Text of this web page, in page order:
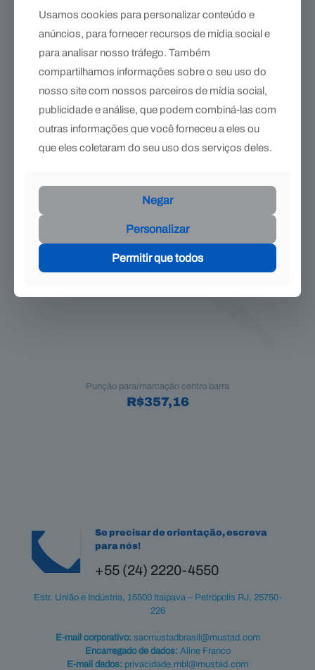
R$659,71
Esgotado
Punção para/marcação centro barra
R$357,16
Se precisar de orientação, escreva
para nós!
+55 (24) 2220-4550
Estr. União e Indústria, 15500 Itaipava – Petrópolis RJ, 25750-
226
E-mail corporativo: sacmustadbrasil@mustad.com
Encarregado de dados: Aline Franco
E-mail dados: privacidade.mbl@mustad.com
Usamos cookies para personalizar conteúdo e
anúncios, para fornecer recursos de mídia social e
para analisar nosso tráfego. Também
compartilhamos informações sobre o seu uso do
nosso site com nossos parceiros de mídia social,
publicidade e análise, que podem combiná-las com
outras informações que você forneceu a eles ou
que eles coletaram do seu uso dos serviços deles.
Negar
Personalizar
Permitir que todos